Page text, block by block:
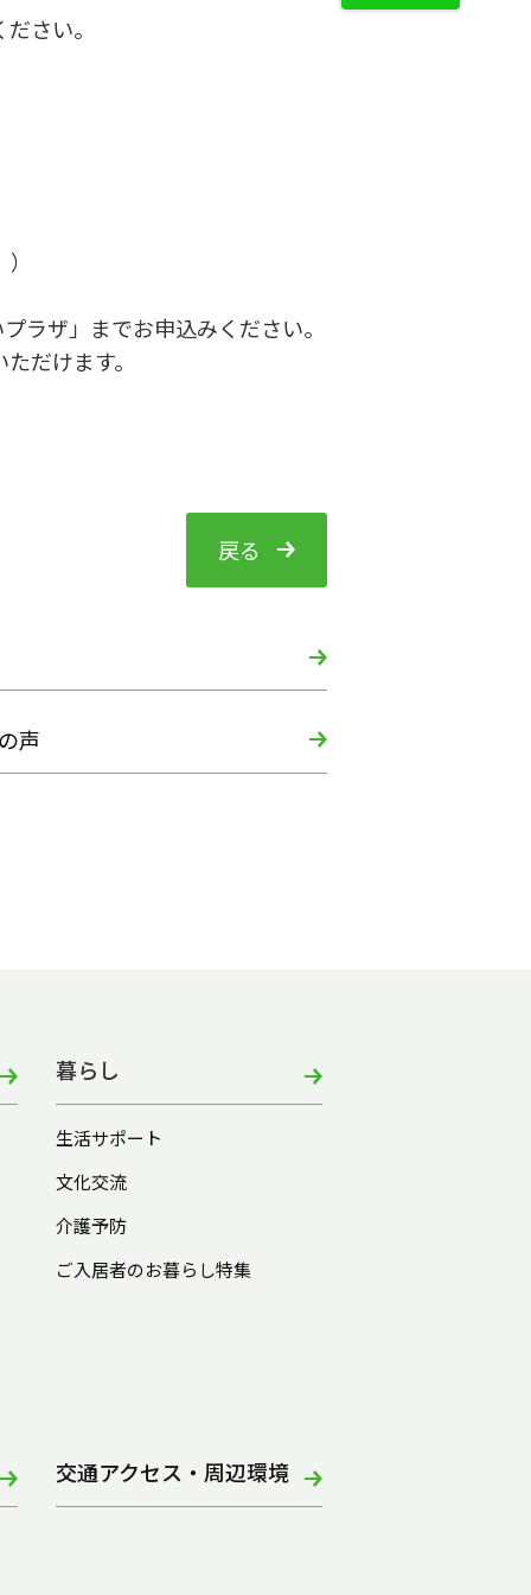
さい。
ラザ」までお申込みください。
だけます。
戻る
声
暮らし
生活サポート
文化交流
介護予防
ご入居者のお暮らし特集
交通アクセス・周辺環境